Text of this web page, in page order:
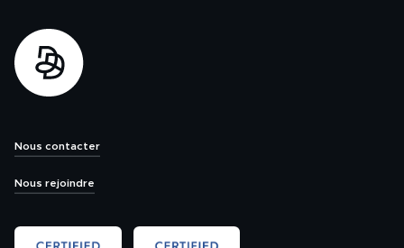
Nous contacter
Nous rejoindre